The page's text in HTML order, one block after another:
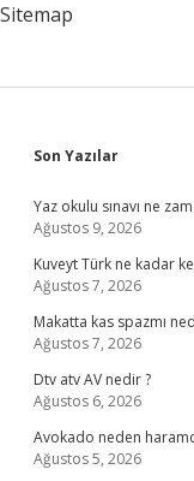
Sitemap
Sidebar
Son Yazılar
Yaz okulu sınavı ne
Ağustos 9, 2026
Kuveyt Türk ne kadar
Ağustos 7, 2026
Makatta kas spazmı
Ağustos 7, 2026
Dtv atv AV nedir ?
Ağustos 6, 2026
Avokado neden
Ağustos 5, 2026